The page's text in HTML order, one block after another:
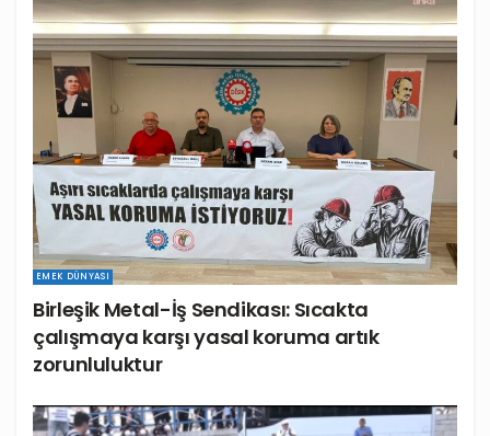
EMEK DÜNYASI
Birleşik Metal-İş Sendikası: Sıcakta
çalışmaya karşı yasal koruma artık
zorunluluktur